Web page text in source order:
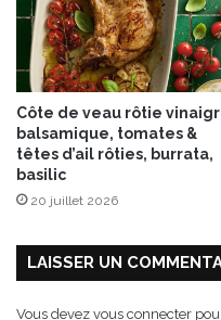
e
l
a
n
o
u
v
u
x
h
e
r
e
Côte de veau rôtie
balsamique, tomates &
têtes d’ail rôties, burrata,
basilic
20 juillet 2026
LAISSER UN
Vous devez vous connecter